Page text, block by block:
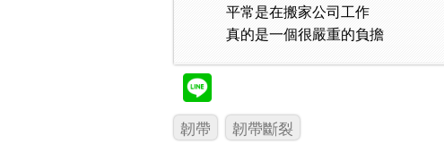
平常是在搬家公司工作
真的是一個很嚴重的負擔
韌帶
韌帶斷裂